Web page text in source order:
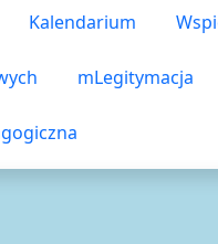
Kalendarium
mLegitymacja